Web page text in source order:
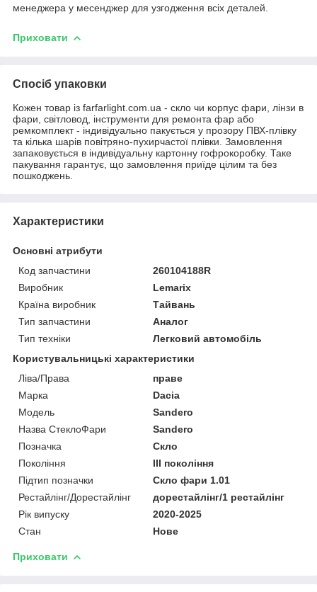
менеджера у месенджер для узгодження всіх деталей.
Приховати
Спосіб упаковки
Кожен товар із farfarlight.com.ua - скло чи корпус фари, лінзи в
фари, світловод, інструменти для ремонта фар або
ремкомплект - індивідуально пакується у прозору ПВХ-плівку
та кілька шарів повітряно-пухирчастої плівки. Замовлення
запаковується в індивідуальну картонну гофрокоробку. Таке
пакування гарантує, що замовлення приїде цілим та без
пошкоджень.
Характеристики
Основні атрибути
Код запчастини
260104188R
Виробник
Lemarix
Країна виробник
Тайвань
Тип запчастини
Аналог
Тип техніки
Легковий автомобіль
Користувальницькі характеристики
Ліва/Права
праве
Марка
Dacia
Мoдель
Sandero
Назва СтеклоФари
Sandero
Позначка
Скло
Покоління
III покоління
Підтип позначки
Скло фари 1.01
Рестайлінг/Дорестайлінг
дорестайлінг/1 рестайлінг
Рік випуску
2020-2025
Стан
Нове
Приховати